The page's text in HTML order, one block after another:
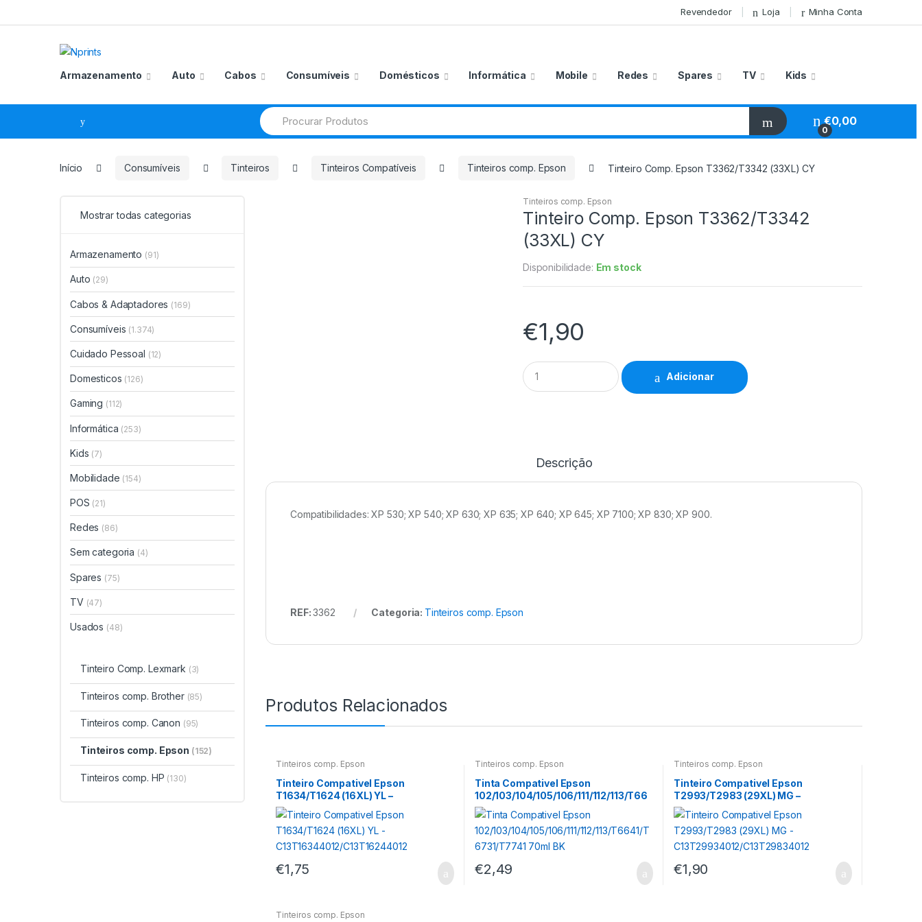
para
para
Revendedor Loja Minha Conta
Armazenamento Auto Cabos Consumíveis Domésticos Informática Mobile Redes Spares TV Kids
Procurar
por:
0
€0,00
Início Consumíveis Tinteiros Tinteiros Compatíveis Tinteiros comp. Epson Tinteiro Comp. Epson T3362/T3342 (33XL) CY
Tinteiros comp. Epson
Tinteiro Comp. Epson T3362/T3342
(33XL) CY
Disponibilidade: Em stock
€1,90
Tinteiro
Comp.
Epson
Adicionar
Descrição
Compatibilidades: XP 530; XP 540; XP 630; XP 635; XP 640; XP 645; XP 7100; XP 830; XP 900.
REF:3362 Categoria: Tinteiros comp. Epson
Produtos Relacionados
Tinteiros comp. Epson
Tinteiro Compativel Epson
T1634/T1624 (16XL) YL –
C13T16344012/C13T16244012
€1,75
Tinteiros comp. Epson
Tinta Compativel Epson
102/103/104/105/106/111/112/113/T66
41/T6731/T7741 70ml BK
€2,49
Tinteiros comp. Epson
Tinteiro Compativel Epson
T2993/T2983 (29XL) MG –
C13T29934012/C13T29834012
€1,90
Tinteiros comp. Epson
Mostrar todas categorias
Armazenamento (91)
Auto (29)
Cabos & Adaptadores (169)
Consumíveis (1.374)
Cuidado Pessoal (12)
Domesticos (126)
Gaming (112)
Informática (253)
Kids (7)
Mobilidade (154)
POS (21)
Redes (86)
Sem categoria (4)
Spares (75)
TV (47)
Usados (48)
Tinteiro Comp. Lexmark (3)
Tinteiros comp. Brother (85)
Tinteiros comp. Canon (95)
Tinteiros comp. Epson (152)
Tinteiros comp. HP (130)